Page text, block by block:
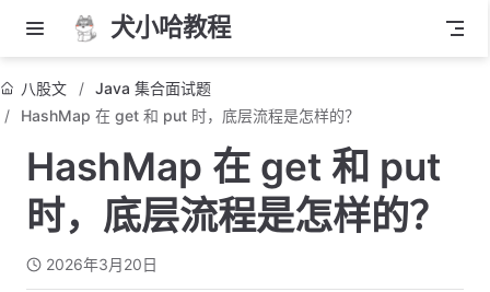
犬小哈教程
八股文
Java 集合面试题
HashMap 在 get 和 put 时，底层流程是怎样的？
HashMap 在 get 和 put
时，底层流程是怎样的？
2026年3月20日